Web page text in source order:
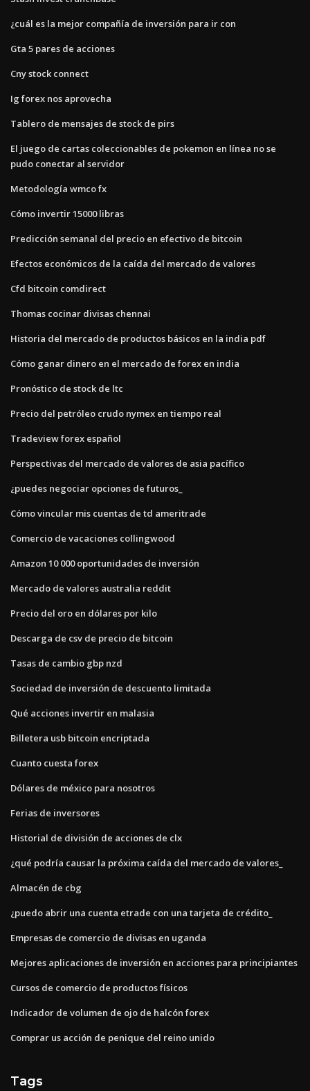
¿cuál es la mejor compañía de inversión para ir con
Gta 5 pares de acciones
Cny stock connect
Ig forex nos aprovecha
Tablero de mensajes de stock de pirs
El juego de cartas coleccionables de pokemon en línea no se
pudo conectar al servidor
Metodología wmco fx
Cómo invertir 15000 libras
Predicción semanal del precio en efectivo de bitcoin
Efectos económicos de la caída del mercado de valores
Cfd bitcoin comdirect
Thomas cocinar divisas chennai
Historia del mercado de productos básicos en la india pdf
Cómo ganar dinero en el mercado de forex en india
Pronóstico de stock de ltc
Precio del petróleo crudo nymex en tiempo real
Tradeview forex español
Perspectivas del mercado de valores de asia pacífico
¿puedes negociar opciones de futuros_
Cómo vincular mis cuentas de td ameritrade
Comercio de vacaciones collingwood
Amazon 10 000 oportunidades de inversión
Mercado de valores australia reddit
Precio del oro en dólares por kilo
Descarga de csv de precio de bitcoin
Tasas de cambio gbp nzd
Sociedad de inversión de descuento limitada
Qué acciones invertir en malasia
Billetera usb bitcoin encriptada
Cuanto cuesta forex
Dólares de méxico para nosotros
Ferias de inversores
Historial de división de acciones de clx
¿qué podría causar la próxima caída del mercado de valores_
Almacén de cbg
¿puedo abrir una cuenta etrade con una tarjeta de crédito_
Empresas de comercio de divisas en uganda
Mejores aplicaciones de inversión en acciones para principiantes
Cursos de comercio de productos físicos
Indicador de volumen de ojo de halcón forex
Comprar us acción de penique del reino unido
Tags